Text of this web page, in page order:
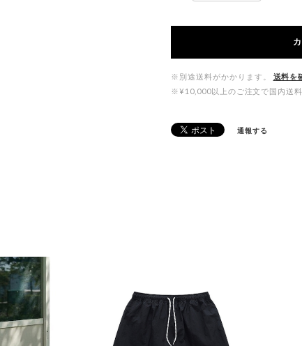
※別途送料がかかります。
送料を
※¥10,000以上のご注文で国内送料
通報する